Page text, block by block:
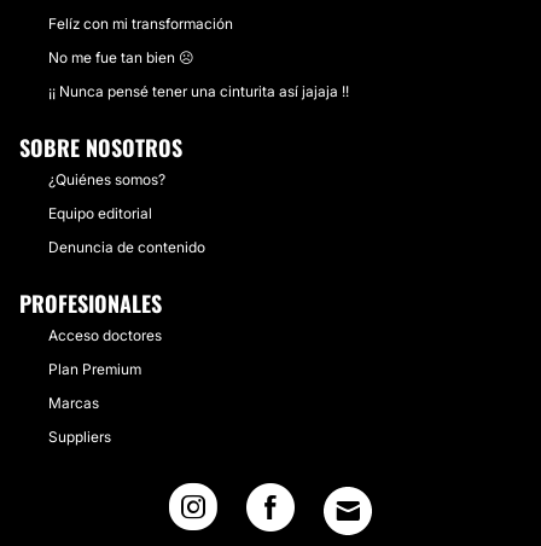
Felíz con mi transformación
No me fue tan bien ☹️
¡¡ Nunca pensé tener una cinturita así jajaja !!
SOBRE NOSOTROS
¿Quiénes somos?
Equipo editorial
Denuncia de contenido
PROFESIONALES
Acceso doctores
Plan Premium
Marcas
Suppliers